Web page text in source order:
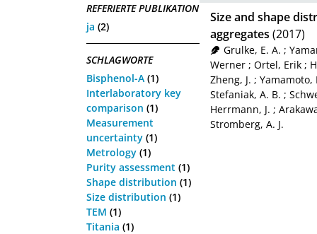
REFERIERTE PUBLIKATION
ja (2)
SCHLAGWORTE
Bisphenol-A (1)
Interlaboratory key
comparison (1)
Measurement
uncertainty (1)
Metrology (1)
Purity assessment (1)
Shape distribution (1)
Size distribution (1)
TEM (1)
Titania (1)
Size and shape
aggregates (2017)
Grulke, E. A. ;
Werner ; Ortel, Erik ;
Zheng, J. ; Yamamoto,
Stefaniak, A. B. ;
Herrmann, J. ;
Stromberg, A. J.